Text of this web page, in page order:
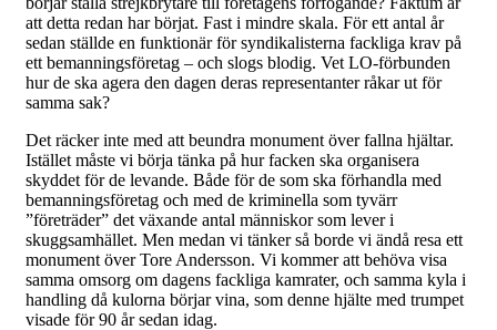
att detta redan har börjat. Fast i mindre skala. För ett antal år
sedan ställde en funktionär för syndikalisterna fackliga krav på
ett bemanningsföretag – och slogs blodig. Vet LO-förbunden
hur de ska agera den dagen deras representanter råkar ut för
samma sak?
Det räcker inte med att beundra monument över fallna hjältar.
Istället måste vi börja tänka på hur facken ska organisera
skyddet för de levande. Både för de som ska förhandla med
bemanningsföretag och med de kriminella som tyvärr
”företräder” det växande antal människor som lever i
skuggsamhället. Men medan vi tänker så borde vi ändå resa ett
monument över Tore Andersson. Vi kommer att behöva visa
samma omsorg om dagens fackliga kamrater, och samma kyla i
handling då kulorna börjar vina, som denne hjälte med trumpet
visade för 90 år sedan idag.